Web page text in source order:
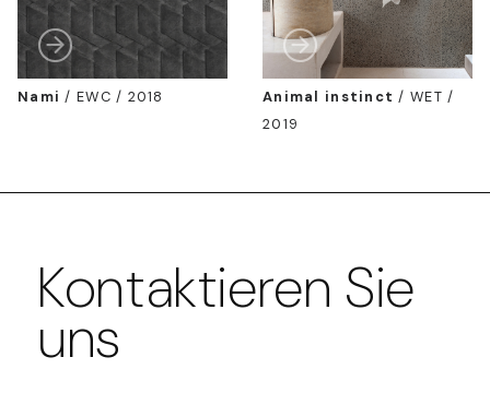
Nami / EWC / 2018 Animal instinct /WET /
2019
Kontaktieren Sie
uns